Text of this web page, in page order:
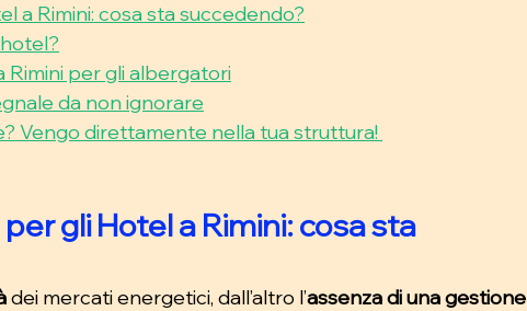
a Rimini: cosa sta succedendo?
per gli albergatori
da non ignorare
Vengo direttamente nella tua struttura!
gli Hotel a Rimini: cosa sta
dei mercati energetici, dall’altro l’assenza di una gestione